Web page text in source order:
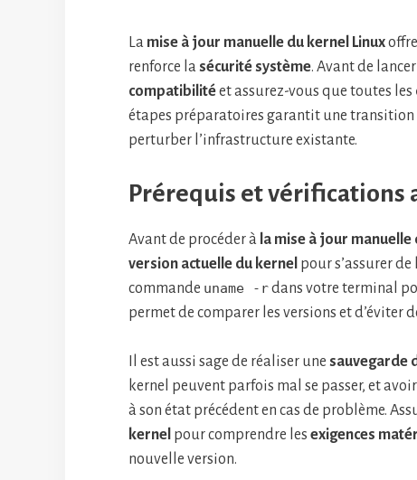
La mise à jour manuelle du kernel Linux
renforce lasécurité système. Avant de
compatibilitéet assurez-vous que toutes les
étapes préparatoires garantit une transition
perturber l’infrastructure existante.
Prérequis et vérifications
Avant de procéder à la mise à jour manuelle
version actuelle du kernel pour s’assurer
commande uname -rdans votre terminal
permet de comparer les versions et d’éviter
Il est aussi sage de réaliser une sauvegarde
kernel peuvent parfois mal se passer, et
à son état précédent en cas de problème.
kernel pour comprendre les exigences
nouvelle version.